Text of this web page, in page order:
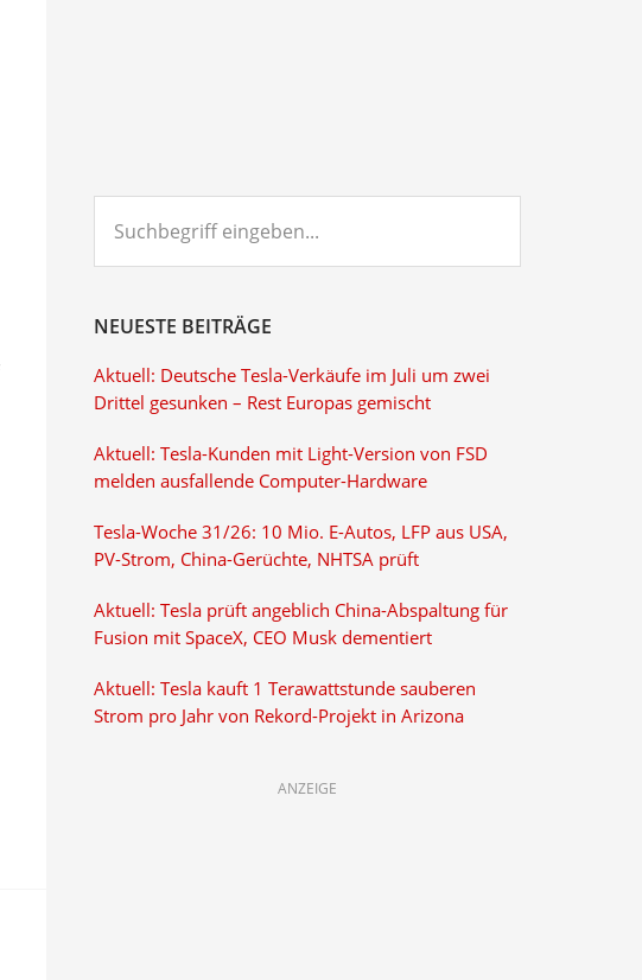
eingeben...
NEUESTE BEITRÄGE
Aktuell: Deutsche Tesla-Verkäufe im Juli um zwei
Drittel gesunken – Rest Europas gemischt
Aktuell: Tesla-Kunden mit Light-Version von FSD
melden ausfallende Computer-Hardware
Tesla-Woche 31/26: 10 Mio. E-Autos, LFP aus USA,
PV-Strom, China-Gerüchte, NHTSA prüft
Aktuell: Tesla prüft angeblich China-Abspaltung für
Fusion mit SpaceX, CEO Musk dementiert
Aktuell: Tesla kauft 1 Terawattstunde sauberen
Strom pro Jahr von Rekord-Projekt in Arizona
ANZEIGE